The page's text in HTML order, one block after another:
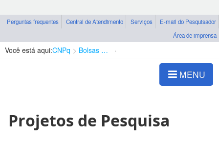
Perguntas frequentes Central de Atendimento Serviços
E-mail do Pesquisador
Área de imprensa
Você está aqui:CNPq Bolsas e Auxílios Vigentes
MENU
Projetos de Pesquisa